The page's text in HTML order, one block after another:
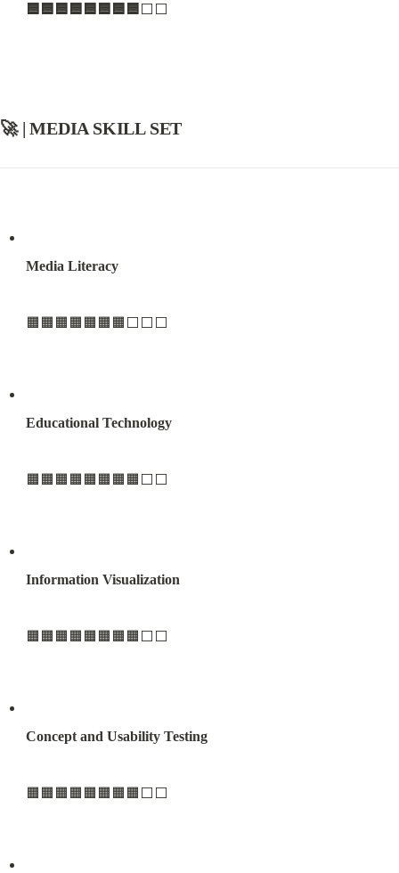
🟦🟦🟦🟦🟦🟦🟦🟦 ⬜️⬜️
🚀 | MEDIA SKILL SET
Media Literacy
🟧🟧🟧🟧🟧🟧🟧⬜️⬜️⬜️
Educational Technology
🟧🟧🟧🟧🟧🟧🟧🟧⬜️⬜️
Information Visualization
🟧🟧🟧🟧🟧🟧🟧🟧⬜️⬜️
Concept and Usability Testing
🟧🟧🟧🟧🟧🟧🟧🟧⬜️⬜️